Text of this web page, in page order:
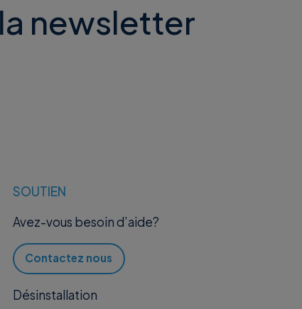
newsletter
SOUTIEN
Avez-vous besoin d’aide?
Contactez nous
Désinstallation